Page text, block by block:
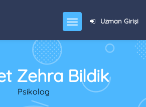
Uzman Girişi
Zehra Bildik
Psikolog